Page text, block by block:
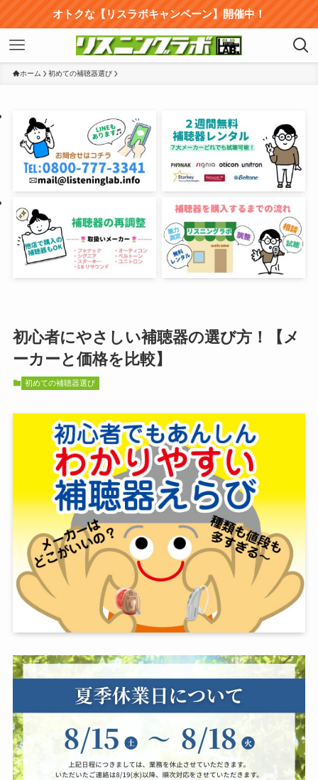
オトクな【リスラボキャンペーン】開催中！
ホーム 初めての補聴器選び
初心者にやさしい補聴器の選び方！【メ
ーカーと価格を比較】
初めての補聴器選び